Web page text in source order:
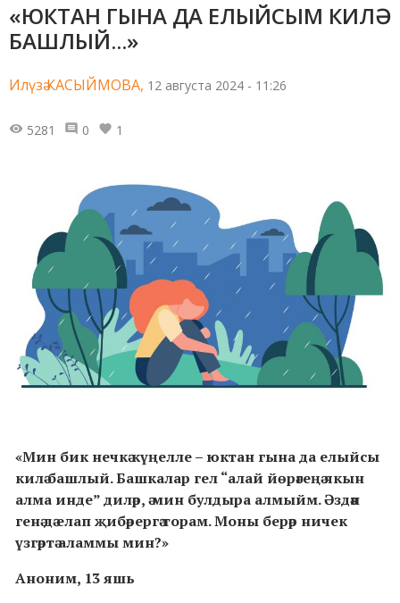
«ЮКТАН ГЫНА ДА ЕЛЫЙСЫМ КИЛӘ
БАШЛЫЙ...»
Илүзә КАСЫЙМОВА, 12 августа 2024 - 11:26
5281 0 1
«Мин бик нечкә күңелле – юктан гына да елыйсы
килә башлый. Башкалар гел “алай йөрәгеңә якын
алма инде” диләр, ә мин булдыра алмыйм. Әздән
генә дә елап җибәрергә торам. Моны берәр ничек
үзгәртә аламмы мин?»
Аноним, 13 яшь